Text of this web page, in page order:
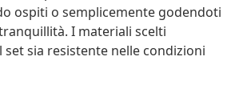
ospiti o semplicemente godendoti
I materiali scelti
set sia resistente nelle condizioni